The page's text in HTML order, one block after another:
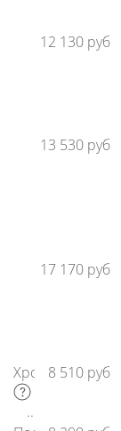
Смеситель
12 130 руб
Смеситель
13 530 руб
Смеситель
17 170 руб
Хромотерапия
8 510 руб